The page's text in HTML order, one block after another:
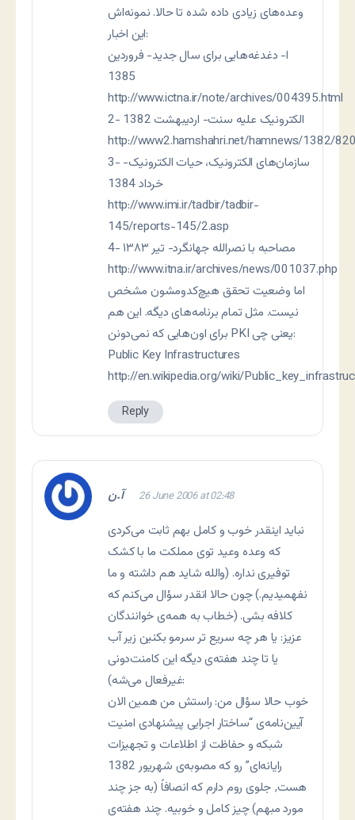
وعده‌های زيادی داده شده تا حالا. نمونه‌اش
اين اخبار:
ا- دغدغه‌هايی برای سال جديد- فروردین
1385
http://www.ictna.ir/note/archives/004395.html
2- الکترونيک عليه سنت- ارديبهشت 1382
http://www2.hamshahri.net/hamnews/1382/
3- سازمان‌های الکترونيک، حيات الکترونيک-
خرداد 1384
http://www.imi.ir/tadbir/tadbir-
145/reports-145/2.asp
4- مصاحبه با نصرالله جهانگرد- تير ۱۳۸۳
http://www.itna.ir/archives/news/001037.php
اما وضعيت تحقق هيچ‌کدومشون مشخص
نيست. مثل تمام برنامه‌های ديگه. اين هم
برای اون‌هايی که نمی‌دونن PKI يعنی چی:
Public Key Infrastructures
http://en.wikipedia.org/wiki/
Reply
آ.ن 26 June 2006 at 02:48
نباید اینقدر خوب و کامل بهم ثابت می‌کردی
که وعده وعید توی مملکت ما با کشک
توفیری نداره. (والله شاید هم داشته و ما
نفهمیدیم.) چون حالا انقدر سؤال می‌کنم که
کلافه بشی. (خطاب به همه‌ی خوانندگان
عزیز: یا هر چه سریع تر سرمو بکنین زیر آب
یا تا چند هفته‌ی دیگه این کامنت‌دونی
غیرفعال می‌شه):
خوب حالا سؤال من: راستش من همین الان
آیین‌نامه‌ی “ساختار اجرایی پیشنهادی امنیت
شبکه و حفاظت از اطلاعات و تجهیزات
رایانه‌ای” رو که مصوبه‌ی شهریور 1382
هست٬ جلوی روم دارم که انصافاً (به جز چند
مورد مبهم) چیز کامل و خوبیه. چند هفته‌ی